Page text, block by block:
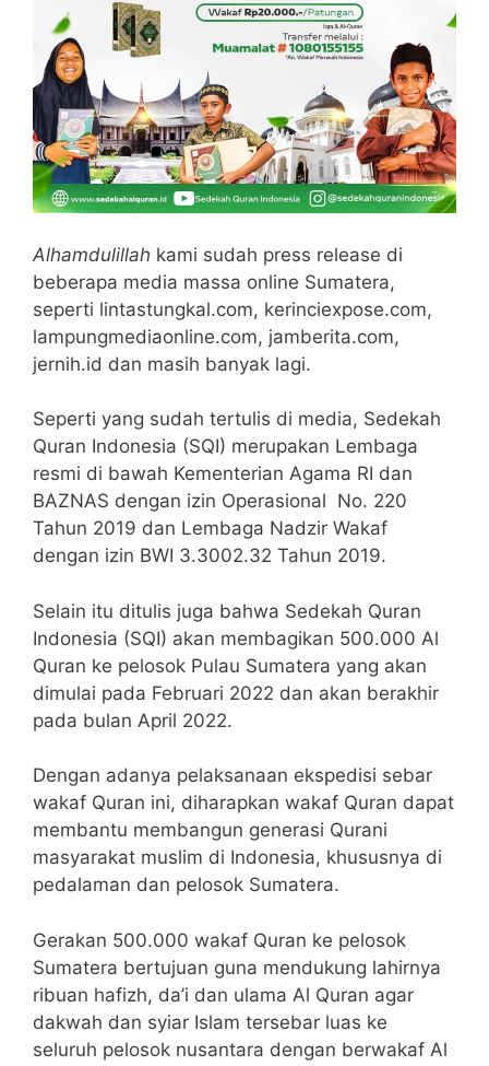
Alhamdulillah kami sudah press release di
beberapa media massa online Sumatera,
seperti lintastungkal.com, kerinciexpose.com,
lampungmediaonline.com, jamberita.com,
jernih.id dan masih banyak lagi.
Seperti yang sudah tertulis di media, Sedekah
Quran Indonesia (SQI) merupakan Lembaga
resmi di bawah Kementerian Agama RI dan
BAZNAS dengan izin Operasional No. 220
Tahun 2019 dan Lembaga Nadzir Wakaf
dengan izin BWI 3.3002.32 Tahun 2019.
Selain itu ditulis juga bahwa Sedekah Quran
Indonesia (SQI) akan membagikan 500.000 Al
Quran ke pelosok Pulau Sumatera yang akan
dimulai pada Februari 2022 dan akan berakhir
pada bulan April 2022.
Dengan adanya pelaksanaan ekspedisi sebar
wakaf Quran ini, diharapkan wakaf Quran dapat
membantu membangun generasi Qurani
masyarakat muslim di Indonesia, khususnya di
pedalaman dan pelosok Sumatera.
Gerakan 500.000 wakaf Quran ke pelosok
Sumatera bertujuan guna mendukung lahirnya
ribuan hafizh, da’i dan ulama Al Quran agar
dakwah dan syiar Islam tersebar luas ke
seluruh pelosok nusantara dengan berwakaf Al